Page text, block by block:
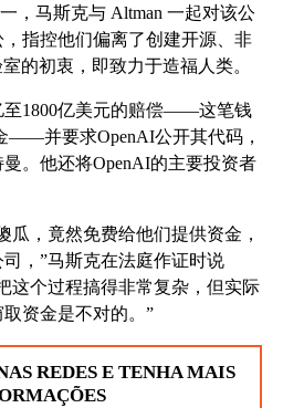
，马斯克与 Altman 一起对该公
指控他们偏离了创建开源、非
的初衷，即致力于造福人类。
至1800亿美元的赔偿——这笔钱
——并要求OpenAI公开其代码，
。他还将OpenAI的主要投资者
瓜，竟然免费给他们提供资金，
，”马斯克在法庭作证时说
这个过程搞得非常复杂，但实际
取资金是不对的。”
REDES E TENHA MAIS